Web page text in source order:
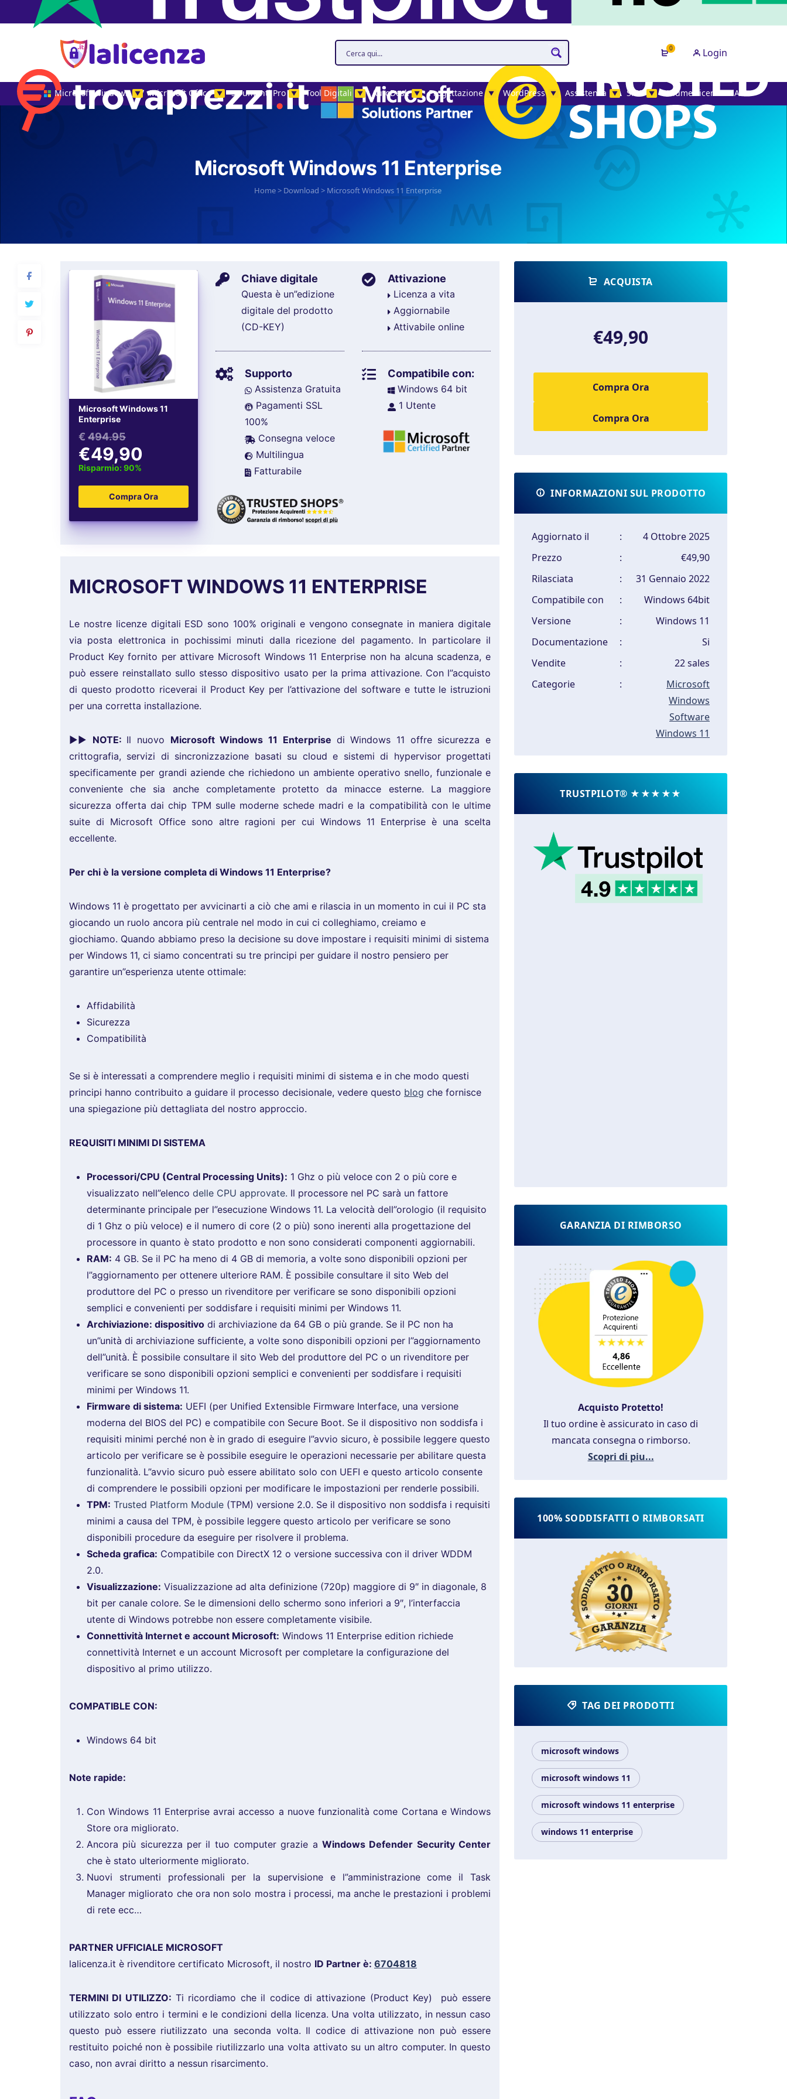
0 Login
Microsoft Windows ▼ Microsoft Office ▼ Strumenti Pro ▼ Tool Digitali ▼ AutoDesk ▼ Progettazione ▼ WordPress ▼ Assistenza ▼ SMS ▼ Volume License MAK
Microsoft Windows 11 Enterprise
Home> Download > Microsoft Windows 11 Enterprise
Microsoft Windows 11
Enterprise
€ 494.95
€49,90
Risparmio: 90%
Chiave digitale
Questa è un”edizione
digitale del prodotto
(CD-KEY)
Supporto
Assistenza Gratuita
Pagamenti SSL
100%
Consegna veloce
Multilingua
Fatturabile
Attivazione
Licenza a vita
Aggiornabile
Attivabile online
Compatibile con:
Windows 64 bit
1 Utente
MICROSOFT WINDOWS 11 ENTERPRISE
Le nostre licenze digitali ESD sono 100% originali e vengono consegnate in maniera digitale
via posta elettronica in pochissimi minuti dalla ricezione del pagamento. In particolare il
Product Key fornito per attivare Microsoft Windows 11 Enterprise non ha alcuna scadenza, e
può essere reinstallato sullo stesso dispositivo usato per la prima attivazione. Con l”acquisto
di questo prodotto riceverai il Product Key per l’attivazione del software e tutte le istruzioni
per una corretta installazione.
►► NOTE: Il nuovo Microsoft Windows 11 Enterprise di Windows 11 offre sicurezza e
crittografia, servizi di sincronizzazione basati su cloud e sistemi di hypervisor progettati
specificamente per grandi aziende che richiedono un ambiente operativo snello, funzionale e
conveniente che sia anche completamente protetto da minacce esterne. La maggiore
sicurezza offerta dai chip TPM sulle moderne schede madri e la compatibilità con le ultime
suite di Microsoft Office sono altre ragioni per cui Windows 11 Enterprise è una scelta
eccellente.
Per chi è la versione completa di Windows 11 Enterprise?
Windows 11 è progettato per avvicinarti a ciò che ami e rilascia in un momento in cui il PC sta
giocando un ruolo ancora più centrale nel modo in cui ci colleghiamo, creiamo e
giochiamo. Quando abbiamo preso la decisione su dove impostare i requisiti minimi di sistema
per Windows 11, ci siamo concentrati su tre principi per guidare il nostro pensiero per
garantire un”esperienza utente ottimale:
Affidabilità
Sicurezza
Compatibilità
Se si è interessati a comprendere meglio i requisiti minimi di sistema e in che modo questi
principi hanno contribuito a guidare il processo decisionale, vedere questo blog che fornisce
una spiegazione più dettagliata del nostro approccio.
REQUISITI MINIMI DI SISTEMA
Processori/CPU (Central Processing Units): 1 Ghz o più veloce con 2 o più core e
visualizzato nell”elenco delle CPU approvate. Il processore nel PC sarà un fattore
determinante principale per l”esecuzione Windows 11. La velocità dell”orologio (il requisito
di 1 Ghz o più veloce) e il numero di core (2 o più) sono inerenti alla progettazione del
processore in quanto è stato prodotto e non sono considerati componenti aggiornabili.
RAM: 4 GB. Se il PC ha meno di 4 GB di memoria, a volte sono disponibili opzioni per
l”aggiornamento per ottenere ulteriore RAM. È possibile consultare il sito Web del
produttore del PC o presso un rivenditore per verificare se sono disponibili opzioni
semplici e convenienti per soddisfare i requisiti minimi per Windows 11.
Archiviazione: dispositivo di archiviazione da 64 GB o più grande. Se il PC non ha
un”unità di archiviazione sufficiente, a volte sono disponibili opzioni per l”aggiornamento
dell”unità. È possibile consultare il sito Web del produttore del PC o un rivenditore per
verificare se sono disponibili opzioni semplici e convenienti per soddisfare i requisiti
minimi per Windows 11.
Firmware di sistema: UEFI (per Unified Extensible Firmware Interface, una versione
moderna del BIOS del PC) e compatibile con Secure Boot. Se il dispositivo non soddisfa i
requisiti minimi perché non è in grado di eseguire l”avvio sicuro, è possibile leggere questo
articolo per verificare se è possibile eseguire le operazioni necessarie per abilitare questa
funzionalità. L”avvio sicuro può essere abilitato solo con UEFI e questo articolo consente
di comprendere le possibili opzioni per modificare le impostazioni per renderle possibili.
TPM: Trusted Platform Module (TPM) versione 2.0. Se il dispositivo non soddisfa i requisiti
minimi a causa del TPM, è possibile leggere questo articolo per verificare se sono
disponibili procedure da eseguire per risolvere il problema.
Scheda grafica: Compatibile con DirectX 12 o versione successiva con il driver WDDM
2.0.
Visualizzazione: Visualizzazione ad alta definizione (720p) maggiore di 9″ in diagonale, 8
bit per canale colore. Se le dimensioni dello schermo sono inferiori a 9″, l’interfaccia
utente di Windows potrebbe non essere completamente visibile.
Connettività Internet e account Microsoft: Windows 11 Enterprise edition richiede
connettività Internet e un account Microsoft per completare la configurazione del
dispositivo al primo utilizzo.
COMPATIBLE CON:
Windows 64 bit
Note rapide:
Con Windows 11 Enterprise avrai accesso a nuove funzionalità come Cortana e Windows
Store ora migliorato.
Ancora più sicurezza per il tuo computer grazie a Windows Defender Security Center
che è stato ulteriormente migliorato.
Nuovi strumenti professionali per la supervisione e l”amministrazione come il Task
Manager migliorato che ora non solo mostra i processi, ma anche le prestazioni i problemi
di rete ecc…
PARTNER UFFICIALE MICROSOFT
lalicenza.it è rivenditore certificato Microsoft, il nostro ID Partner è: 6704818
TERMINI DI UTILIZZO: Ti ricordiamo che il codice di attivazione (Product Key) può essere
utilizzato solo entro i termini e le condizioni della licenza. Una volta utilizzato, in nessun caso
questo può essere riutilizzato una seconda volta. Il codice di attivazione non può essere
restituito poiché non è possibile riutilizzarlo una volta attivato su un altro computer. In questo
caso, non avrai diritto a nessun risarcimento.
ACQUISTA
€49,90
Compra Ora
INFORMAZIONI SUL PRODOTTO
Aggiornato il :
4 Ottobre 2025
Prezzo
:
€49,90
Rilasciata
:
31 Gennaio 2022
Compatibile con
:
Windows 64bit
Versione
:
Windows 11
Documentazione
:
Si
Vendite
:
22 sales
Categorie
:
Microsoft
Windows
Software
Windows 11
TRUSTPILOT® ★★★★★
GARANZIA DI RIMBORSO
Acquisto Protetto!
Il tuo ordine è assicurato in caso di
mancata consegna o rimborso.
Scopri di piu...
100% SODDISFATTI O RIMBORSATI
TAG DEI PRODOTTI
microsoft windows
microsoft windows 11
microsoft windows 11 enterprise
windows 11 enterprise